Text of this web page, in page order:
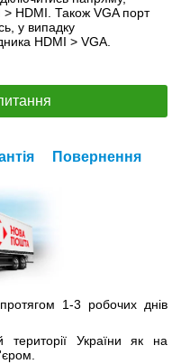
> HDMI. Також VGA порт
у випадку
HDMI > VGA.
Повернення
1-3 робочих днів
території України як на